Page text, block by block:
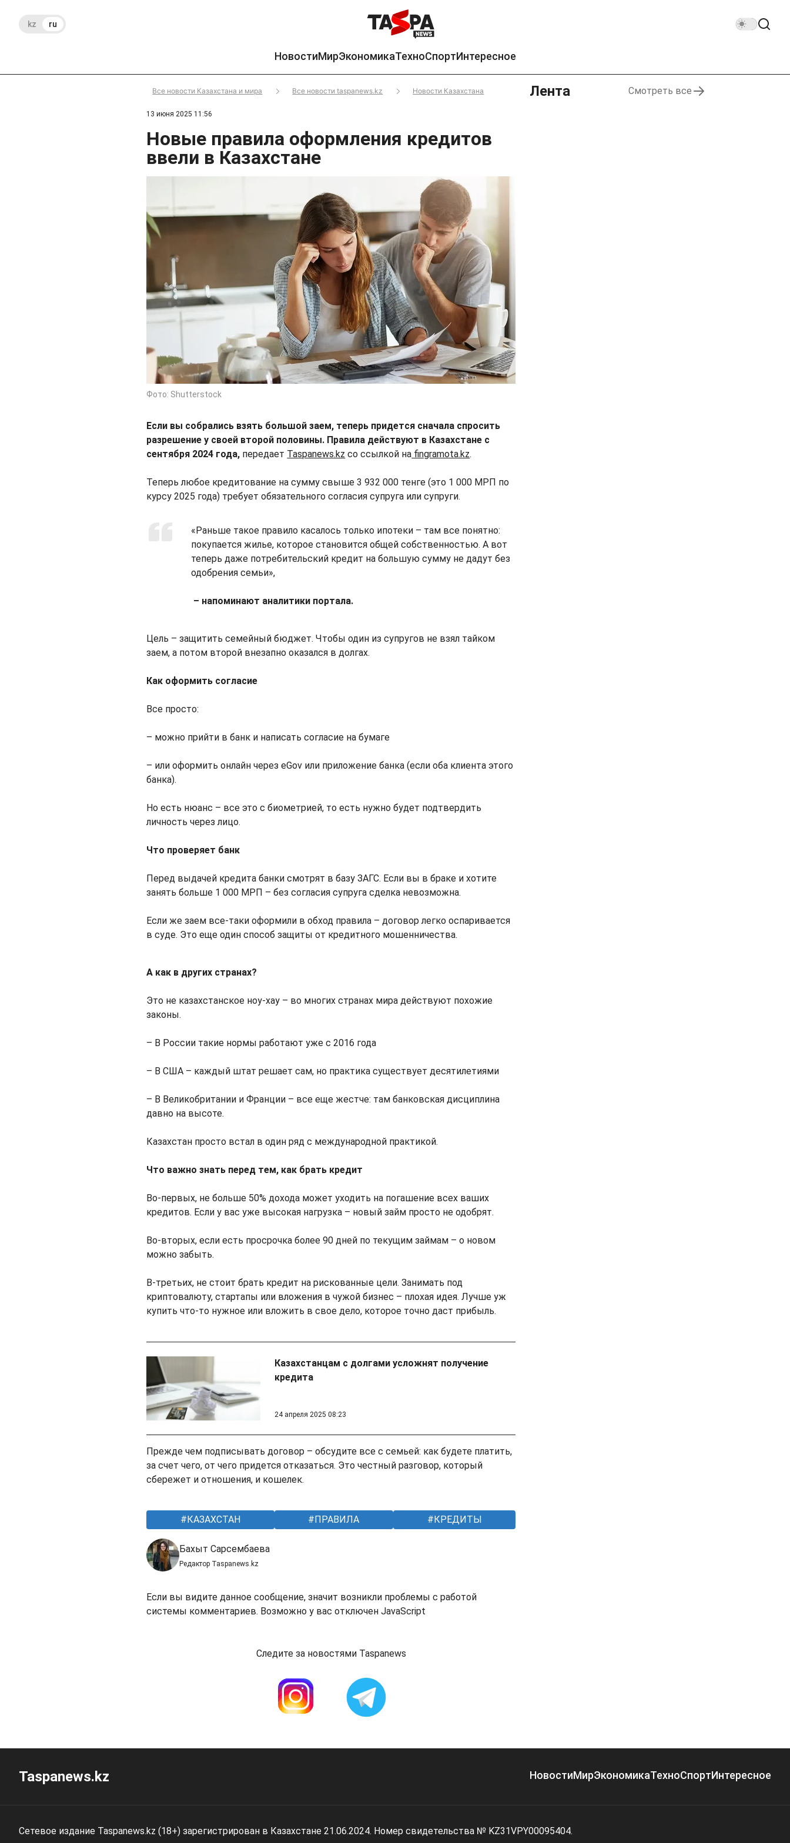
kz ru
НовостиМирЭкономикаТехноСпортИнтересное
Все новости Казахстана и мира Все новости taspanews.kz Новости Казахстана
13 июня 2025 11:56
Новые правила оформления кредитов
ввели в Казахстане
Фото: Shutterstock
Если вы собрались взять большой заем, теперь придется сначала спросить
разрешение у своей второй половины. Правила действуют в Казахстане с
сентября 2024 года, передает Taspanews.kz со ссылкой на fingramota.kz.
Теперь любое кредитование на сумму свыше 3 932 000 тенге (это 1 000 МРП по
курсу 2025 года) требует обязательного согласия супруга или супруги.
«Раньше такое правило касалось только ипотеки – там все понятно:
покупается жилье, которое становится общей собственностью. А вот
теперь даже потребительский кредит на большую сумму не дадут без
одобрения семьи»,
– напоминают аналитики портала.
Цель – защитить семейный бюджет. Чтобы один из супругов не взял тайком
заем, а потом второй внезапно оказался в долгах.
Как оформить согласие
Все просто:
– можно прийти в банк и написать согласие на бумаге
– или оформить онлайн через eGov или приложение банка (если оба клиента этого
банка).
Но есть нюанс – все это с биометрией, то есть нужно будет подтвердить
личность через лицо.
Что проверяет банк
Перед выдачей кредита банки смотрят в базу ЗАГС. Если вы в браке и хотите
занять больше 1 000 МРП – без согласия супруга сделка невозможна.
Если же заем все-таки оформили в обход правила – договор легко оспаривается
в суде. Это еще один способ защиты от кредитного мошенничества.
А как в других странах?
Это не казахстанское ноу-хау – во многих странах мира действуют похожие
законы.
– В России такие нормы работают уже с 2016 года
– В США – каждый штат решает сам, но практика существует десятилетиями
– В Великобритании и Франции – все еще жестче: там банковская дисциплина
давно на высоте.
Казахстан просто встал в один ряд с международной практикой.
Что важно знать перед тем, как брать кредит
Во-первых, не больше 50% дохода может уходить на погашение всех ваших
кредитов. Если у вас уже высокая нагрузка – новый займ просто не одобрят.
Во-вторых, если есть просрочка более 90 дней по текущим займам – о новом
можно забыть.
В-третьих, не стоит брать кредит на рискованные цели. Занимать под
криптовалюту, стартапы или вложения в чужой бизнес – плохая идея. Лучше уж
купить что-то нужное или вложить в свое дело, которое точно даст прибыль.
Казахстанцам с долгами усложнят получение
кредита
24 апреля 2025 08:23
Прежде чем подписывать договор – обсудите все с семьей: как будете платить,
за счет чего, от чего придется отказаться. Это честный разговор, который
сбережет и отношения, и кошелек.
КАЗАХСТАН ПРАВИЛА КРЕДИТЫ
Бахыт Сарсембаева
Редактор Taspanews.kz
Если вы видите данное сообщение, значит возникли проблемы с работой
системы комментариев. Возможно у вас отключен JavaScript
Следите за новостями Taspanews
Лента Смотреть все
Taspanews.kz НовостиМирЭкономикаТехноСпортИнтересное
Сетевое издание Taspanews.kz (18+) зарегистрирован в Казахстане 21.06.2024. Номер свидетельства № KZ31VPY00095404.